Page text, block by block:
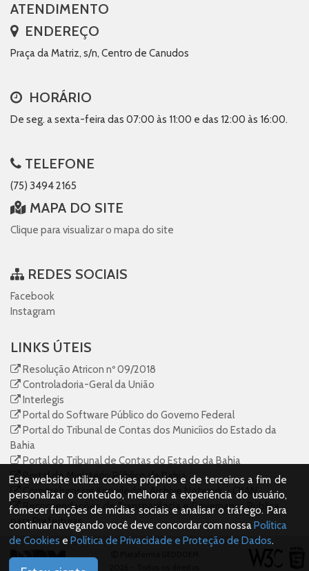
ATENDIMENTO
ENDEREÇO
Praça da Matriz, s/n, Centro de Canudos
HORÁRIO
De seg. a sexta-feira das 07:00 às 11:00 e das 12:00 às 16:00.
TELEFONE
(75) 3494 2165
MAPA DO SITE
Clique para visualizar o mapa do site
REDES SOCIAIS
Facebook
Instagram
LINKS ÚTEIS
Resolução Atricon nº 09/2018
Controladoria-Geral da União
Interlegis
Portal do Software Público do Governo Federal
Portal do Tribunal de Contas dos Municíios do Estado da
Bahia
Portal do Tribunal de Contas do Estado da Bahia
Portal do Ministério Público da Bahia
Comprehensive Knowledge Archive Network – CKAN
Recomendações de Transparência e Governança Pública
para Prefeituras
Este website utiliza cookies próprios e de terceiros a fim de
personalizar o conteúdo, melhorar a experiência do usuário,
fornecer funções de mídias sociais e analisar o tráfego. Para
continuar navegando você deve concordar com nossaPolítica
de Cookies e Política de Privacidade e Proteção de Dados.